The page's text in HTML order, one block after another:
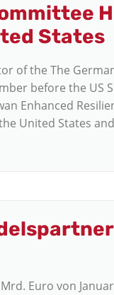
States
of the The
before the US
Enhanced
United States
Euro von